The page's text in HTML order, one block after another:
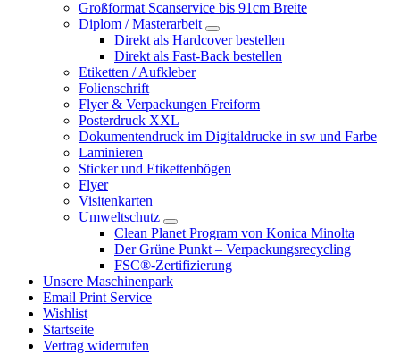
Großformat Scanservice bis 91cm Breite
Diplom / Masterarbeit
Direkt als Hardcover bestellen
Direkt als Fast-Back bestellen
Etiketten / Aufkleber
Folienschrift
Flyer & Verpackungen Freiform
Posterdruck XXL
Dokumentendruck im Digitaldrucke in sw und Farbe
Laminieren
Sticker und Etikettenbögen
Flyer
Visitenkarten
Umweltschutz
Clean Planet Program von Konica Minolta
Der Grüne Punkt – Verpackungsrecycling
FSC®-Zertifizierung
Unsere Maschinenpark
Email Print Service
Wishlist
Startseite
Vertrag widerrufen